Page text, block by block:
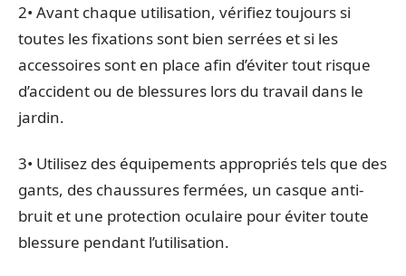
2• Avant chaque utilisation, vérifiez toujours si
toutes les fixations sont bien serrées et si les
accessoires sont en place afin d’éviter tout risque
d’accident ou de blessures lors du travail dans le
jardin.
3• Utilisez des équipements appropriés tels que des
gants, des chaussures fermées, un casque anti-
bruit et une protection oculaire pour éviter toute
blessure pendant l’utilisation.